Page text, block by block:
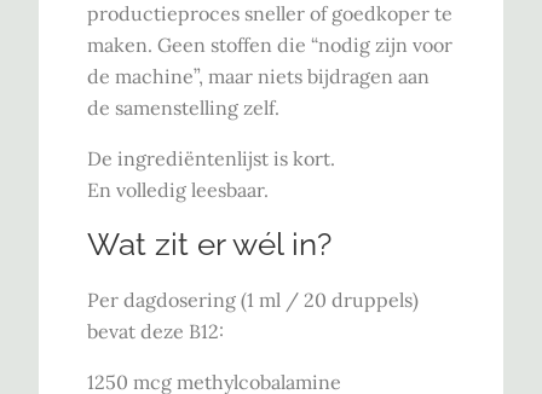
productieproces sneller of goedkoper te
maken. Geen stoffen die “nodig zijn voor
de machine”, maar niets bijdragen aan
de samenstelling zelf.
De ingrediëntenlijst is kort.
En volledig leesbaar.
Wat zit er wél in?
Per dagdosering (1 ml / 20 druppels)
bevat deze B12:
1250 mcg methylcobalamine